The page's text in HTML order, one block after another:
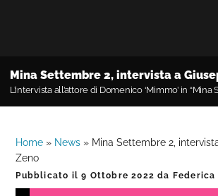
Mina Settembre 2, intervista a
L’intervista all’attore di Domenico ‘Mimmo’ in “Mina
Home » News » Mina Settembre 2,
Zeno
Pubblicato il9 Ottobre 2022 da